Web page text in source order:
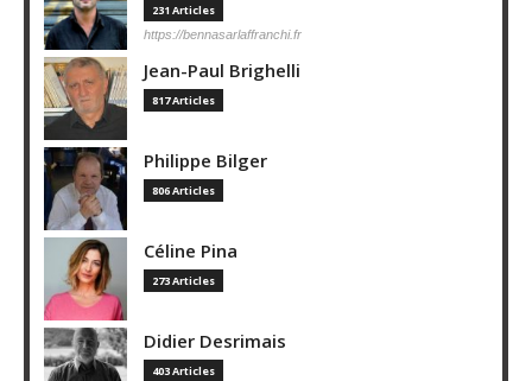
231 Articles
https://bennasarlaffranchi.fr
Jean-Paul Brighelli
817 Articles
Philippe Bilger
806 Articles
Céline Pina
273 Articles
Didier Desrimais
403 Articles